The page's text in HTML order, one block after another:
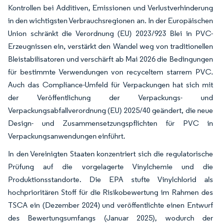
Kontrollen bei Additiven, Emissionen und Verlustverhinderung
in den wichtigsten Verbrauchsregionen an. In der Europäischen
Union schränkt die Verordnung (EU) 2023/923 Blei in PVC-
Erzeugnissen ein, verstärkt den Wandel weg von traditionellen
Bleistabilisatoren und verschärft ab Mai 2026 die Bedingungen
für bestimmte Verwendungen von recyceltem starrem PVC.
Auch das Compliance-Umfeld für Verpackungen hat sich mit
der Veröffentlichung der Verpackungs- und
Verpackungsabfallverordnung (EU) 2025/40 geändert, die neue
Design- und Zusammensetzungspflichten für PVC in
Verpackungsanwendungen einführt.
In den Vereinigten Staaten konzentriert sich die regulatorische
Prüfung auf die vorgelagerte Vinylchemie und die
Produktionsstandorte. Die EPA stufte Vinylchlorid als
hochprioritären Stoff für die Risikobewertung im Rahmen des
TSCA ein (Dezember 2024) und veröffentlichte einen Entwurf
des Bewertungsumfangs (Januar 2025), wodurch der